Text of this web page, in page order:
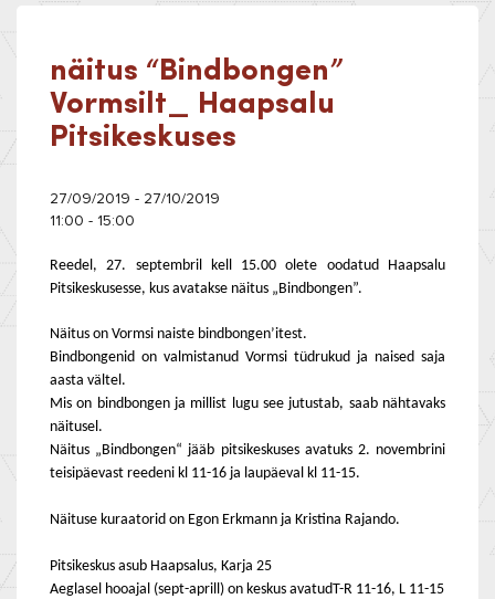
näitus “Bindbongen”
Vormsilt_ Haapsalu
Pitsikeskuses
27/09/2019 - 27/10/2019
11:00 - 15:00
Reedel, 27. septembril kell 15.00 olete oodatud Haapsalu
Pitsikeskusesse, kus avatakse näitus „Bindbongen”.
Näitus on Vormsi naiste bindbongen’itest.
Bindbongenid on valmistanud Vormsi tüdrukud ja naised saja
aasta vältel.
Mis on bindbongen ja millist lugu see jutustab, saab nähtavaks
näitusel.
Näitus „Bindbongen“ jääb pitsikeskuses avatuks 2. novembrini
teisipäevast reedeni kl 11-16 ja laupäeval kl 11-15.
Näituse kuraatorid on Egon Erkmann ja Kristina Rajando.
Pitsikeskus asub Haapsalus, Karja 25
Aeglasel hooajal (sept-aprill) on keskus avatudT-R 11-16, L 11-15